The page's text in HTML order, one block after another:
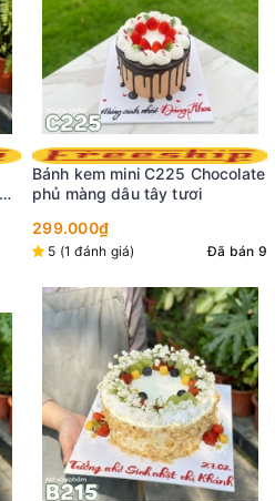
Bánh kem mini C225 Chocolate
phủ màng dâu tây tươi
299.000₫
5 (1 đánh giá) Đã bán 9